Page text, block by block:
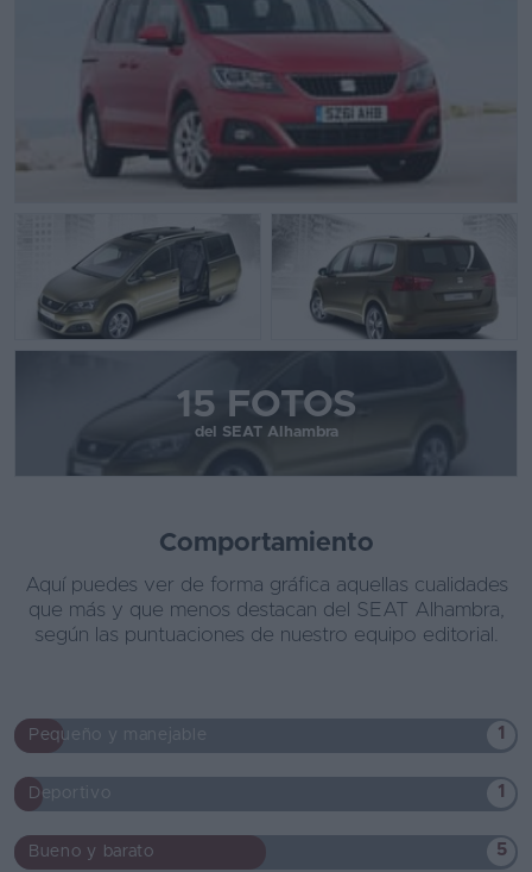
15 FOTOS
del SEAT Alhambra
Comportamiento
Aquí puedes ver de forma gráfica aquellas cualidades
que más y que menos destacan del SEAT Alhambra,
según las puntuaciones de nuestro equipo editorial.
Pequeño y manejable 1
Deportivo 1
Bueno y barato 5